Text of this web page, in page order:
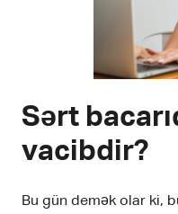
Sərt
vacibdir?
Bu gün demək olar ki,